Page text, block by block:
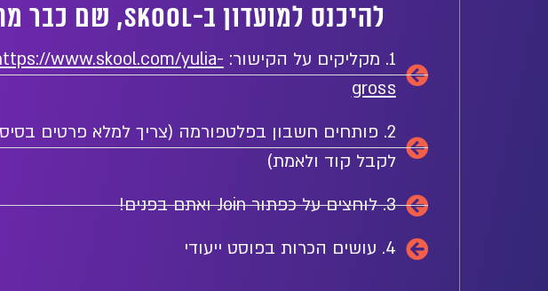
להיכנס למועדון ב-skool, שם כבר מחכים לך קורסים בשווי אלפי שקלים, ללא עלות!
1. מקליקים על הקישור:
www.skool.com/yulia-
gross
⁠2. פותחים חשבון בפלטפורמה (צריך למלא פרטים
לקבל קוד ולאמת)
3. לוחצים על כפתור Join ואתם בפנים!
4.⁠ ⁠עושים הכרות בפוסט ייעודי